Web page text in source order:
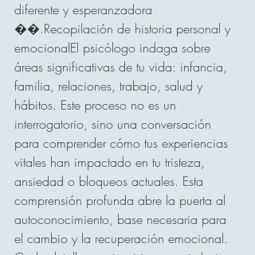
diferente y esperanzadora
��.Recopilación de historia personal y
emocionalEl psicólogo indaga sobre
áreas significativas de tu vida: infancia,
familia, relaciones, trabajo, salud y
hábitos. Este proceso no es un
interrogatorio, sino una conversación
para comprender cómo tus experiencias
vitales han impactado en tu tristeza,
ansiedad o bloqueos actuales. Esta
comprensión profunda abre la puerta al
autoconocimiento, base necesaria para
el cambio y la recuperación emocional.